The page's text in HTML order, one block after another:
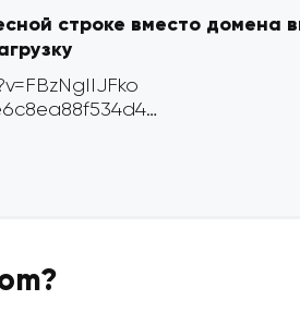
строке вместо домена